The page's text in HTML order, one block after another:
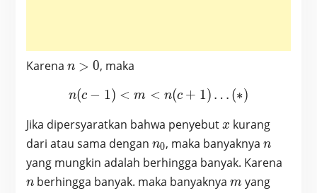
Karena n>0
n > 0, maka
n(c-1)<m<n(c+1) … (*)
n(c − 1) < m < n(c + 1) … (∗)
Jika dipersyaratkan bahwa penyebut x
x kurang
dari atau sama dengan n_0
n0, maka banyaknya n
n
yang mungkin adalah berhingga banyak. Karena
nberhingga banyak. maka banyaknya m
m yang